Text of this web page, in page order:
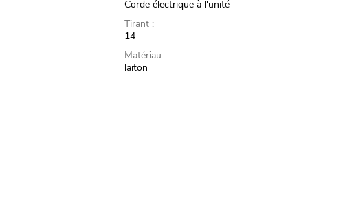
Corde électrique à l'unité
Tirant :
14
Matériau :
laiton